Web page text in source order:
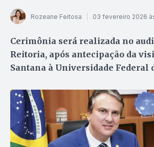
Rozeane Feitosa 03 fevereiro 2026
Cerimônia será realizada no
Reitoria, após antecipação da
Santana à Universidade Federal